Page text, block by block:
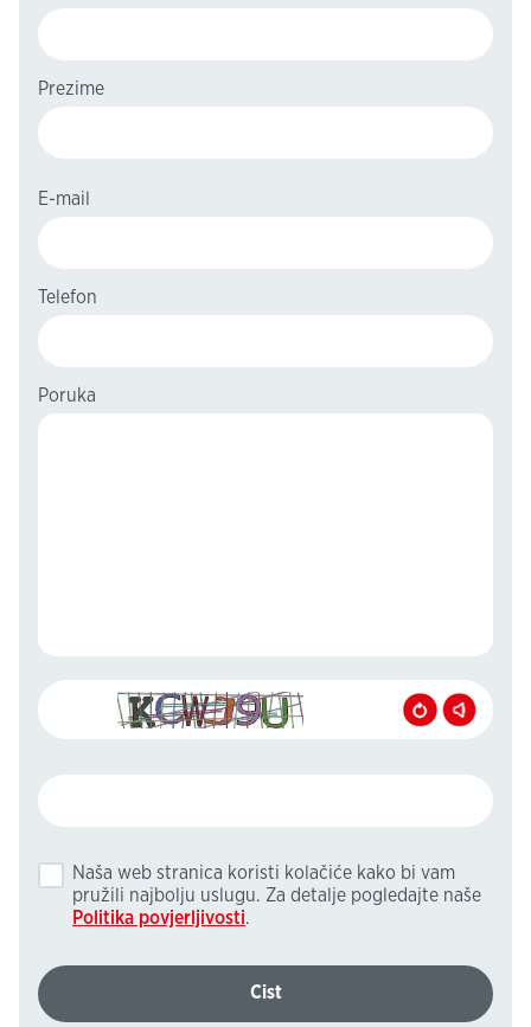
Prezime
E-mail
Telefon
Poruka
Naša web stranica koristi kolačiće kako bi vam
pružili najbolju uslugu. Za detalje pogledajte naše
Politika povjerljivosti.
Cist